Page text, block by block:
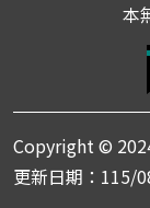
本
Copyright ©
更新日期： 115/